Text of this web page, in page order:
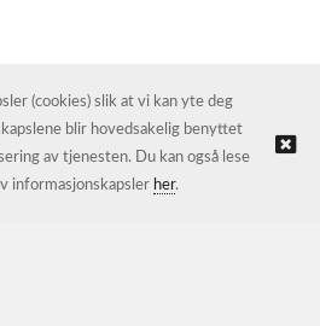
(cookies) slik at vi kan yte deg
blir hovedsakelig benyttet
av tjenesten. Du kan også lese
informasjonskapsler her.